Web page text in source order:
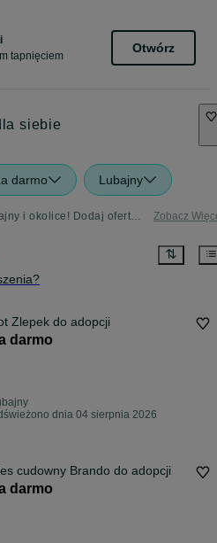
tapnięciem
Otwórz
siebie
darmo Lubajny
Oddaj za darmo na OLX - Lubajny i okolice! Dodaj ofertę w kategorii Oddam za Darmo Zobacz
Zlepek do adopcji
darmo
dnia 04 sierpnia 2026
cudowny Brando do adopcji
darmo